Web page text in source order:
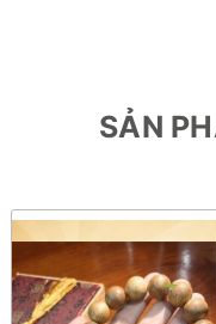
SẢN